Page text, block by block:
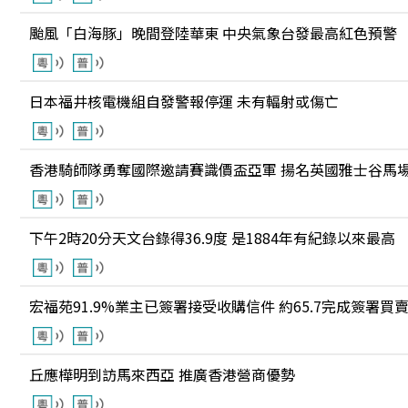
颱風「白海豚」晚間登陸華東 中央氣象台發最高紅色預警
日本福井核電機組自發警報停運 未有輻射或傷亡
香港騎師隊勇奪國際邀請賽識價盃亞軍 揚名英國雅士谷馬
下午2時20分天文台錄得36.9度 是1884年有紀錄以來最高
宏福苑91.9%業主已簽署接受收購信件 約65.7完成簽署買
丘應樺明到訪馬來西亞 推廣香港營商優勢